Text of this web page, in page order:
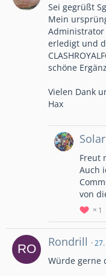
Sei gegrüßt
Mein
erledigt und
schöne
Vielen Dank
Hax
Freut
Auch
von
1
Rondrill
Würde gerne